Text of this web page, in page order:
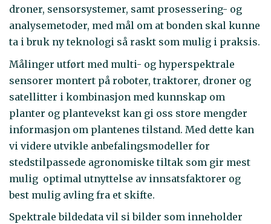
droner, sensorsystemer, samt prosessering- og
analysemetoder, med mål om at bonden skal kunne
ta i bruk ny teknologi så raskt som mulig i praksis.
Målinger utført med multi- og hyperspektrale
sensorer montert på roboter, traktorer, droner og
satellitter i kombinasjon med kunnskap om
planter og plantevekst kan gi oss store mengder
informasjon om plantenes tilstand. Med dette kan
vi videre utvikle anbefalingsmodeller for
stedstilpassede agronomiske tiltak som gir mest
mulig optimal utnyttelse av innsatsfaktorer og
best mulig avling fra et skifte.
Spektrale bildedata vil si bilder som inneholder